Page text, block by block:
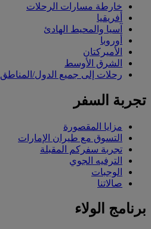
خارطة مسارات الرحلات
أفريقيا
آسيا والمحيط الهادئ
أوروبا
الأميركتان
الشرق الأوسط
رحلات إلى جميع الدول/المناطق
تجربة السفر
مزايا المقصورة
التسوق مع طيران الإمارات
تجربة سفركم المقبلة
الترفيه الجوي
الوجبات
صالاتنا
برنامج الولاء